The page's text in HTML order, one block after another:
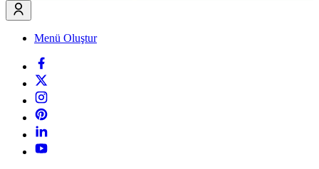
Menü Oluştur